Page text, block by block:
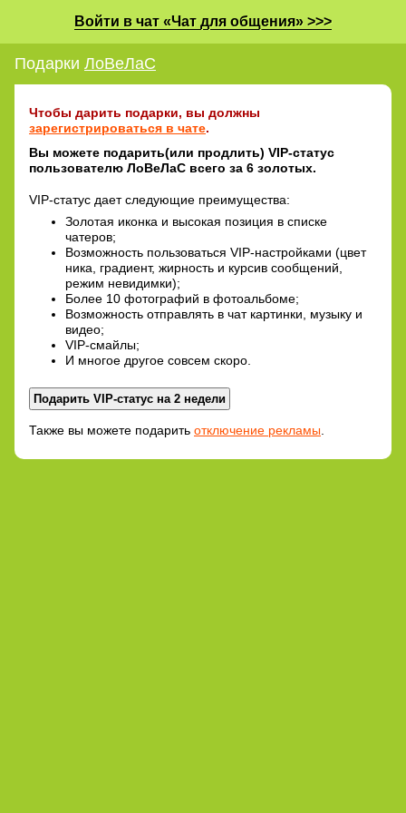
Войти в чат «Чат для общения» >>>
Подарки ЛоВеЛаС
Чтобы дарить подарки, вы должны
зарегистрироваться в чате.
Вы можете подарить(или продлить) VIP-статус
пользователю ЛоВеЛаС всего за 6 золотых.
VIP-статус дает следующие преимущества:
Золотая иконка и высокая позиция в списке
чатеров;
Возможность пользоваться VIP-настройками (цвет
ника, градиент, жирность и курсив сообщений,
режим невидимки);
Более 10 фотографий в фотоальбоме;
Возможность отправлять в чат картинки, музыку и
видео;
VIP-смайлы;
И многое другое совсем скоро.
Также вы можете подарить отключение рекламы